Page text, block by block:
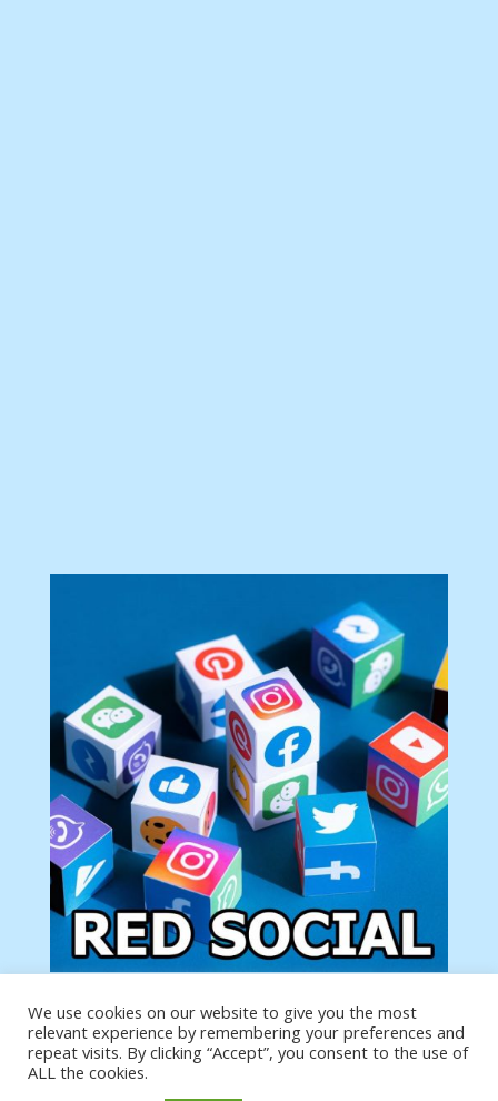
Tu anuncio va aquí
Podemos poner tu anuncio aquí con un link de tu
producto o página
We use cookies on our website to give you the most
relevant experience by remembering your preferences and
repeat visits. By clicking “Accept”, you consent to the use of
ALL the cookies.